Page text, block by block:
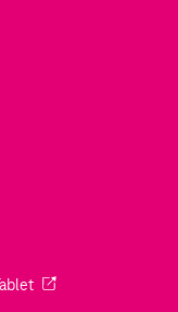
Tab geöffnet)
Tab geöffnet)
(Wird in einem